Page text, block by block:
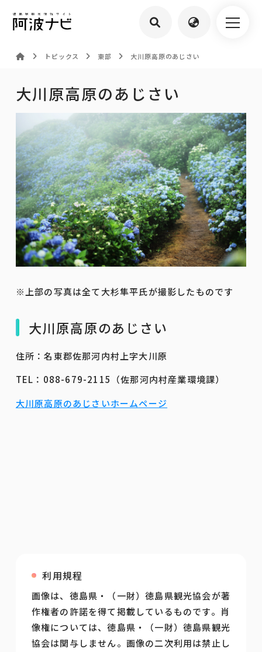
トピックス 東部 大川原高原のあじさい
大川原高原のあじさい
※上部の写真は全て大杉隼平氏が撮影したものです
大川原高原のあじさい
住所：名東郡佐那河内村上字大川原
TEL：088-679-2115（佐那河内村産業環境課）
大川原高原のあじさいホームページ
利用規程
画像は、徳島県・（一財）徳島県観光協会が著
作権者の許諾を得て掲載しているものです。肖
像権については、徳島県・（一財）徳島県観光
協会は関与しません。画像の二次利用は禁止し